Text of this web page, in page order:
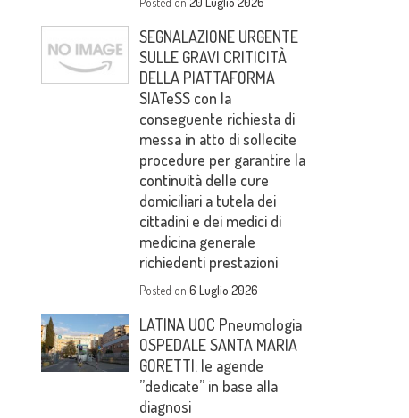
SEGNALAZIONE URGENTE
SULLE GRAVI CRITICITÀ
DELLA PIATTAFORMA
SIATeSS con la
conseguente richiesta di
messa in atto di sollecite
procedure per garantire la
continuità delle cure
domiciliari a tutela dei
cittadini e dei medici di
medicina generale
richiedenti prestazioni
Posted on6 Luglio 2026
LATINA UOC Pneumologia
OSPEDALE SANTA MARIA
GORETTI: le agende
”dedicate” in base alla
diagnosi